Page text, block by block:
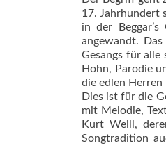
17. Jahrhundert
in der
angewandt.
Gesangs für
Hohn, Parodie
die edlen
Dies ist für die
mit Melodie,
Kurt Weill,
Songtradition